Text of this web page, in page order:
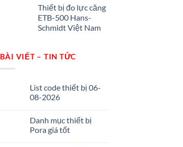
Thiết bị đo lực căng
ETB-500 Hans-
Schmidt Việt Nam
BÀI VIẾT – TIN TỨC
List code thiết bị 06-
08-2026
Danh mục thiết bị
Pora giá tốt